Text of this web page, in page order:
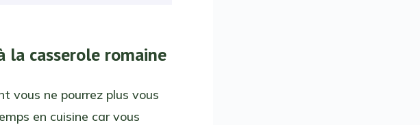
la casserole romaine
vous ne pourrez plus vous
en cuisine car vous